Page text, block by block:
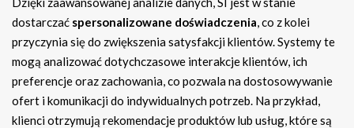
dostarczać spersonalizowane doświadczenia, co z kolei
przyczynia się do zwiększenia satysfakcji klientów. Systemy te
mogą analizować dotychczasowe interakcje klientów, ich
preferencje oraz zachowania, co pozwala na dostosowywanie
ofert i komunikacji do indywidualnych potrzeb. Na przykład,
klienci otrzymują rekomendacje produktów lub usług, które są